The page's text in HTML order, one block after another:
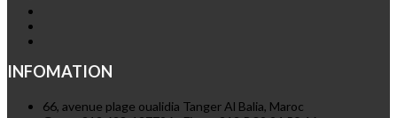
INFOMATION
66, avenue plage oualidia Tanger Al Balia, Maroc